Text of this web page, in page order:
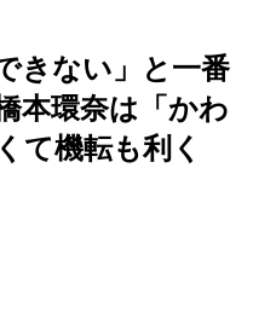
きない」と一番
環奈は「かわ
て機転も利く